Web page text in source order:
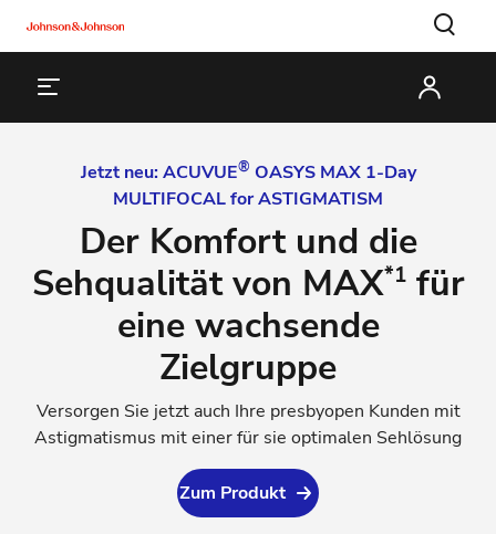
Jetzt neu: ACUVUE® OASYS MAX 1‑Day
MULTIFOCAL for ASTIGMATISM
Der Komfort und die
Sehqualität von MAX*1für
eine wachsende
Zielgruppe
Versorgen Sie jetzt auch Ihre presbyopen Kunden mit
Astigmatismus mit einer für sie optimalen Sehlösung
Zum Produkt